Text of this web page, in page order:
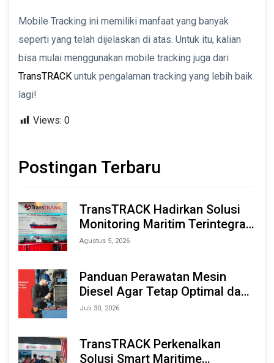
Mobile Tracking ini memiliki manfaat yang banyak
seperti yang telah dijelaskan di atas. Untuk itu, kalian
bisa mulai menggunakan mobile tracking juga dari
TransTRACK untuk pengalaman tracking yang lebih baik
lagi!
Views: 0
Postingan Terbaru
TransTRACK Hadirkan Solusi
Monitoring Maritim Terintegrasi
Berbasis AI & IoT di Indonesia
Agustus 5, 2026
Panduan Perawatan Mesin
Diesel Agar Tetap Optimal dan
Tahan Lama
Juli 30, 2026
TransTRACK Perkenalkan
Solusi Smart Maritime